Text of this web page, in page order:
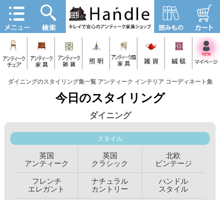
ダイニングのスタイリング集一覧 アンティーク インテリア コーディネート集
今日のスタイリング
ダイニング
スタイル
英国
アンティーク
英国
クラシック
北欧
ビンテージ
フレンチ
エレガント
ナチュラル
カントリー
ハンドル
スタイル